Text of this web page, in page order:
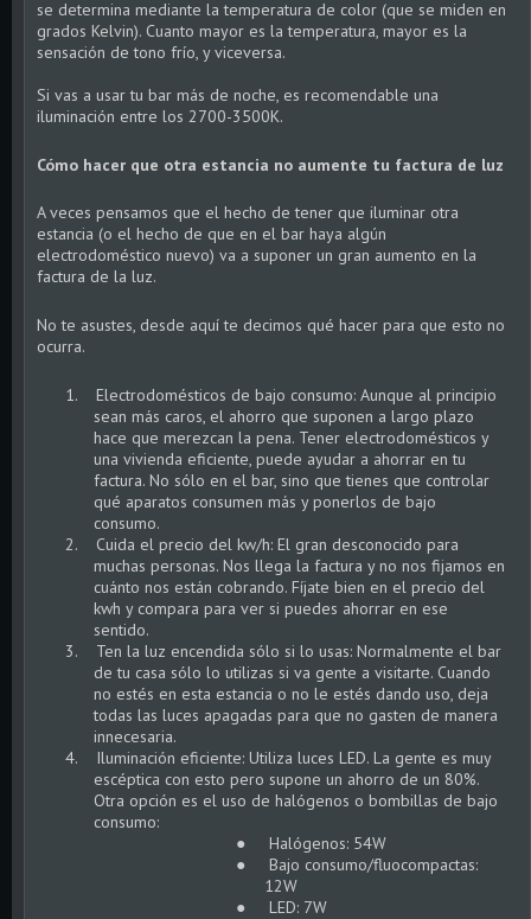
se determina mediante la temperatura de color (que se miden en
grados Kelvin). Cuanto mayor es la temperatura, mayor es la
sensación de tono frío, y viceversa.
Si vas a usar tu bar más de noche, es recomendable una
iluminación entre los 2700-3500K.
Cómo hacer que otra estancia no aumente tu factura de luz
A veces pensamos que el hecho de tener que iluminar otra
estancia (o el hecho de que en el bar haya algún
electrodoméstico nuevo) va a suponer un gran aumento en la
factura de la luz.
No te asustes, desde aquí te decimos qué hacer para que esto no
ocurra.
1.
Electrodomésticos de bajo consumo: Aunque al principio
sean más caros, el ahorro que suponen a largo plazo
hace que merezcan la pena. Tener electrodomésticos y
una vivienda eficiente, puede ayudar a ahorrar en tu
factura. No sólo en el bar, sino que tienes que controlar
qué aparatos consumen más y ponerlos de bajo
consumo.
2.
Cuida el precio del kw/h: El gran desconocido para
muchas personas. Nos llega la factura y no nos fijamos en
cuánto nos están cobrando. Fíjate bien en el precio del
kwh y compara para ver si puedes ahorrar en ese
sentido.
3.
Ten la luz encendida sólo si lo usas: Normalmente el bar
de tu casa sólo lo utilizas si va gente a visitarte. Cuando
no estés en esta estancia o no le estés dando uso, deja
todas las luces apagadas para que no gasten de manera
innecesaria.
4.
Iluminación eficiente: Utiliza luces LED. La gente es muy
escéptica con esto pero supone un ahorro de un 80%.
Otra opción es el uso de halógenos o bombillas de bajo
consumo:
●
Halógenos: 54W
●
Bajo consumo/fluocompactas:
12W
●
LED: 7W